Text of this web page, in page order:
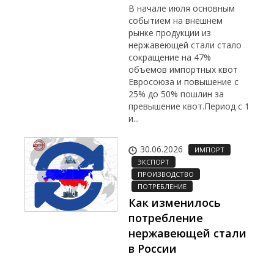
В начале июля основным
событием на внешнем
рынке продукции из
нержавеющей стали стало
сокращение на 47%
объемов импортных квот
Евросоюза и повышение с
25% до 50% пошлин за
превышение квот.Период с 1
и...
30.06.2026
ИМПОРТ
ЭКСПОРТ
ПРОИЗВОДСТВО
ПОТРЕБЛЕНИЕ
Как изменилось
потребление
нержавеющей стали
в России